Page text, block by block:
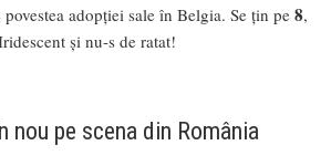
adopției sale în Belgia. Se țin pe 8,
și nu-s de ratat!
nou pe scena din România